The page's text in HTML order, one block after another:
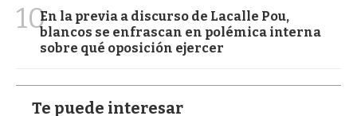
10En la previa a discurso de Lacalle Pou,
blancos se enfrascan en polémica interna
sobre qué oposición ejercer
Te puede interesar